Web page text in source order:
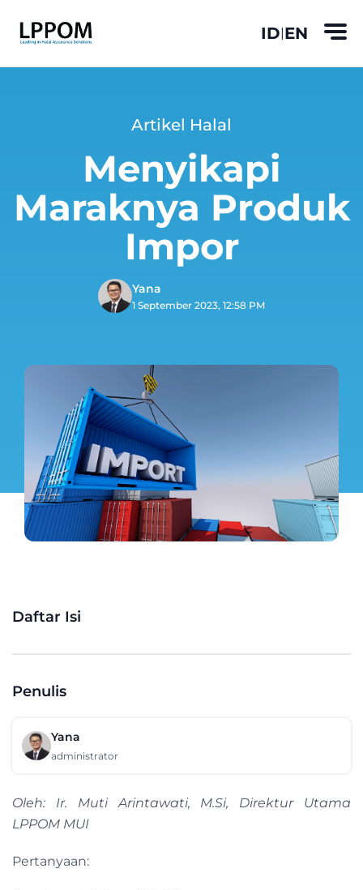
ID|EN
Artikel Halal
Menyikapi
Maraknya Produk
Impor
Yana
1 September 2023, 12:58 PM
Daftar Isi
Penulis
Yana
administrator
Oleh: Ir. Muti Arintawati, M.Si, Direktur Utama
LPPOM MUI
Pertanyaan: